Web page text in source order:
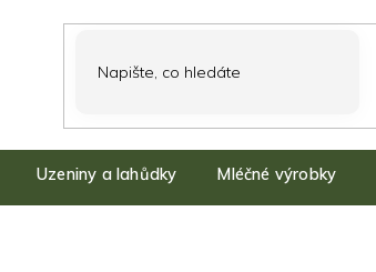
Uzeniny a lahůdky Mléčné výrobky